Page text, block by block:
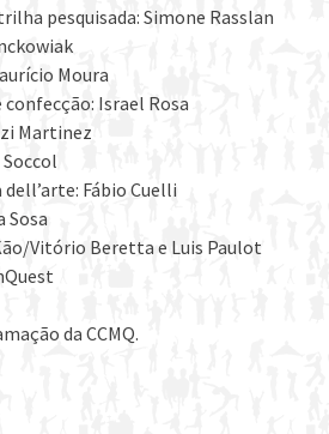
pesquisada: Simone Rasslan
Moura
confecção: Israel Rosa
Martinez
Fábio Cuelli
Sosa
Vitório Beretta e Luis Paulot
da CCMQ.